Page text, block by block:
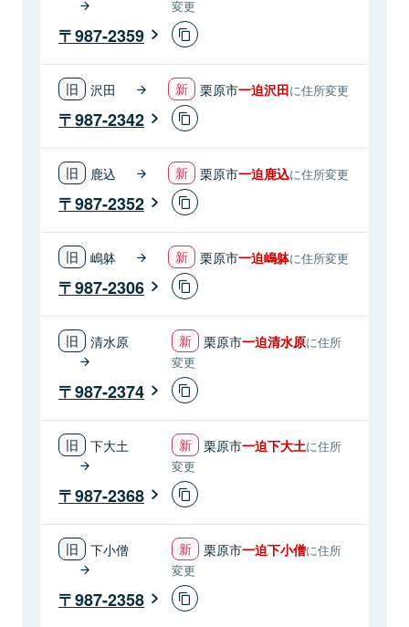
変更
987-2359
沢田 栗原市一迫沢田に住所変更
987-2342
鹿込 栗原市一迫鹿込に住所変更
987-2352
嶋躰 栗原市一迫嶋躰に住所変更
987-2306
清水原 栗原市一迫清水原に住所
変更
987-2374
下大土 栗原市一迫下大土に住所
変更
987-2368
下小僧 栗原市一迫下小僧に住所
変更
987-2358